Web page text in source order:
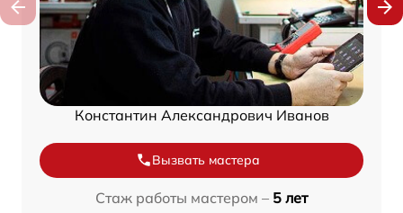
Константин Александрович Иванов
Вызвать мастера
Стаж работы мастером – 5 лет